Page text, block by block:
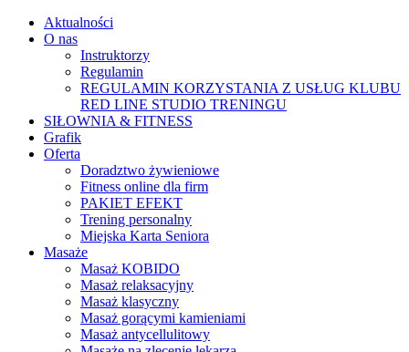
Aktualności
O nas
Instruktorzy
Regulamin
REGULAMIN KORZYSTANIA Z USŁUG KLUBU
RED LINE STUDIO TRENINGU
SIŁOWNIA & FITNESS
Grafik
Oferta
Doradztwo żywieniowe
Fitness online dla firm
PAKIET EFEKT
Trening personalny
Miejska Karta Seniora
Masaże
Masaż KOBIDO
Masaż relaksacyjny
Masaż klasyczny
Masaż gorącymi kamieniami
Masaż antycellulitowy